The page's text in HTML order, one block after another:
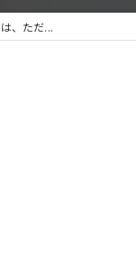
、ただ...